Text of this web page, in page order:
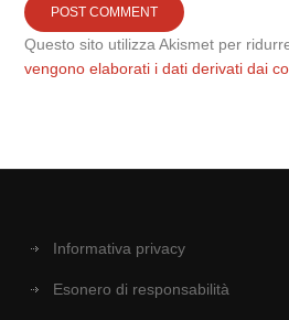
Questo sito utilizza Akismet per
vengono elaborati i dati derivati dai
Informativa privacy
Esonero di responsabilità